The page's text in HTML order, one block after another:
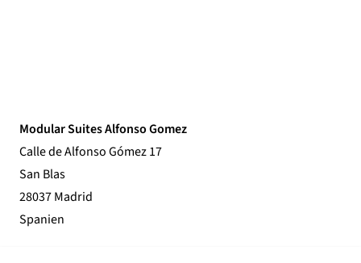
Modular Suites Alfonso Gomez
Calle de Alfonso Gómez 17
San Blas
28037 Madrid
Spanien